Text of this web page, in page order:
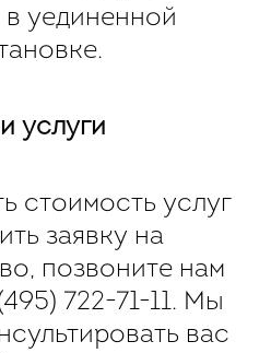
в уединенной
услуги
стоимость услуг
заявку на
позвоните нам
722-71-11. Мы
вас